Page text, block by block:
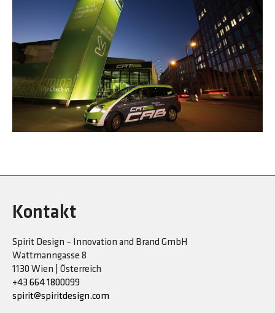
Kontakt
Spirit Design – Innovation and Brand GmbH
Wattmanngasse 8
1130 Wien | Österreich
+43 664 1800099
spirit@spiritdesign.com